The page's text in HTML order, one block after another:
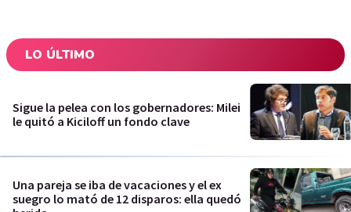
LO ÚLTIMO
Sigue la pelea con los gobernadores: Milei
le quitó a Kiciloff un fondo clave
Una pareja se iba de vacaciones y el ex
suegro lo mató de 12 disparos: ella quedó